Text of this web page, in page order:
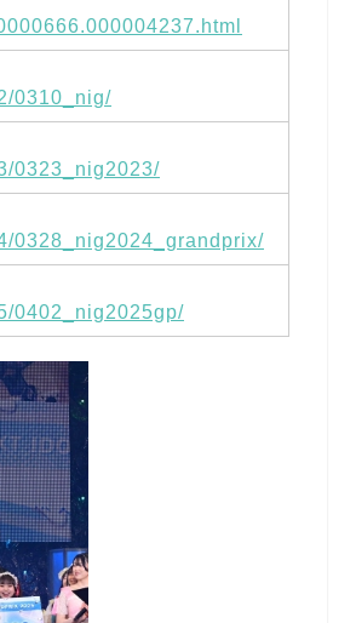
0310_nig/
0323_nig2023/
0328_nig2024_grandprix/
0402_nig2025gp/